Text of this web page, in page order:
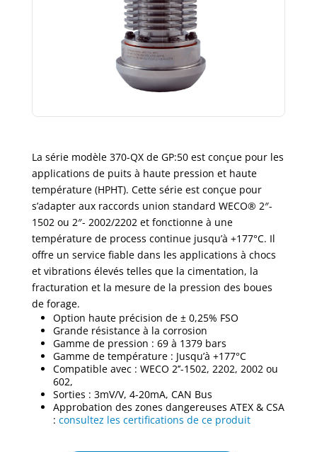
La série modèle 370-QX de GP:50 est conçue pour les
applications de puits à haute pression et haute
température (HPHT). Cette série est conçue pour
s’adapter aux raccords union standard WECO® 2″-
1502 ou 2″- 2002/2202 et fonctionne à une
température de process continue jusqu’à +177°C. Il
offre un service fiable dans les applications à chocs
et vibrations élevés telles que la cimentation, la
fracturation et la mesure de la pression des boues
de forage.
Option haute précision de ± 0,25% FSO
Grande résistance à la corrosion
Gamme de pression : 69 à 1379 bars
Gamme de température : Jusqu’à +177°C
Compatible avec : WECO 2’’-1502, 2202, 2002 ou
602,
Sorties : 3mV/V, 4-20mA, CAN Bus
Approbation des zones dangereuses ATEX & CSA
: consultez les certifications de ce produit